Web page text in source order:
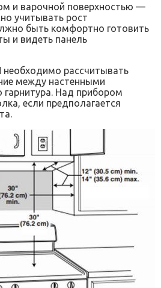
и варочной поверхностью —
учитывать рост
быть комфортно готовить
и видеть панель
необходимо рассчитывать
между настенными
гарнитура. Над прибором
если предполагается